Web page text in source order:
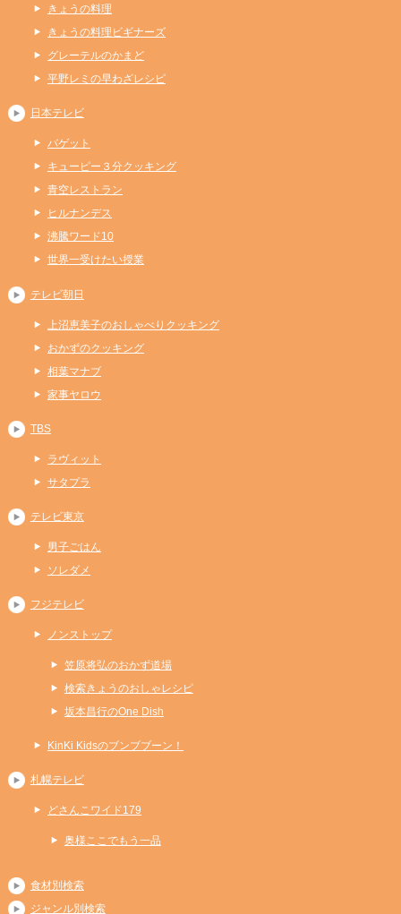
きょうの料理
きょうの料理ビギナーズ
グレーテルのかまど
平野レミの早わざレシピ
日本テレビ
バゲット
キューピー３分クッキング
青空レストラン
ヒルナンデス
沸騰ワード10
世界一受けたい授業
テレビ朝日
上沼恵美子のおしゃべりクッキング
おかずのクッキング
相葉マナブ
家事ヤロウ
TBS
ラヴィット
サタプラ
テレビ東京
男子ごはん
ソレダメ
フジテレビ
ノンストップ
笠原将弘のおかず道場
検索きょうのおしゃレシピ
坂本昌行のOne Dish
KinKi Kidsのブンブブーン！
札幌テレビ
どさんこワイド179
奥様ここでもう一品
食材別検索
ジャンル別検索